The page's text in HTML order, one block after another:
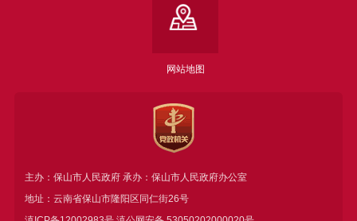
网站地图
主办：保山市人民政府 承办：保山市人民政府办公室
地址：云南省保山市隆阳区同仁街26号